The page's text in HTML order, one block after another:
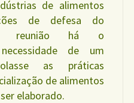
de alimentos
de defesa do
reunião há o
de um
as práticas
de alimentos
elaborado.